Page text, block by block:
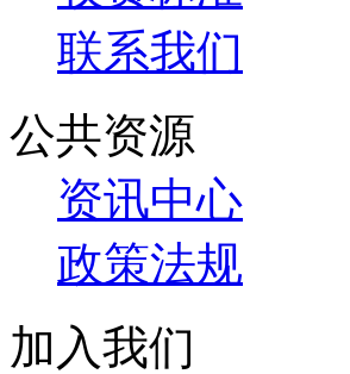
联系我们
公共资源
资讯中心
政策法规
加入我们